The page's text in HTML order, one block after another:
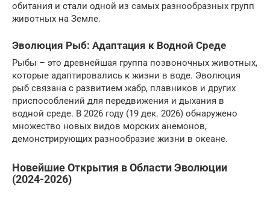
обитания и стали одной из самых разнообразных групп
животных на Земле.
Эволюция Рыб: Адаптация к Водной Среде
Рыбы – это древнейшая группа позвоночных животных,
которые адаптировались к жизни в воде. Эволюция
рыб связана с развитием жабр, плавников и других
приспособлений для передвижения и дыхания в
водной среде. В 2026 году (19 дек. 2026) обнаружено
множество новых видов морских анемонов,
демонстрирующих разнообразие жизни в океане.
Новейшие Открытия в Области Эволюции
(2024-2026)